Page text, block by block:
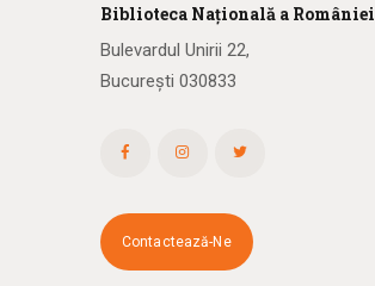
Biblioteca Națională a României
Bulevardul Unirii 22,
București 030833
Contactează-Ne